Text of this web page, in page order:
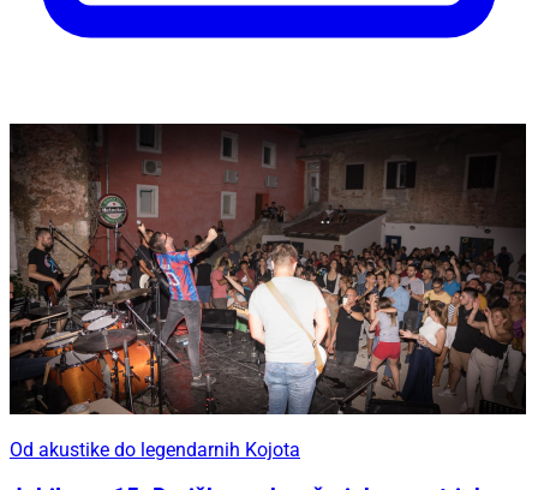
Od akustike do legendarnih Kojota